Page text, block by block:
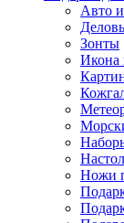
Авто
Зонты
Икона
Ножи